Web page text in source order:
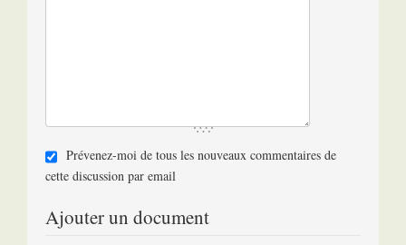
Prévenez-moi de tous les nouveaux commentaires de
cette discussion par email
Ajouter un document